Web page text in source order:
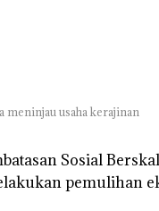
usaha kerajinan
Sosial
pemulihan